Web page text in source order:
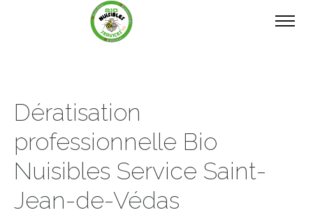
Dératisation
professionnelle Bio
Nuisibles Service Saint-
Jean-de-Védas